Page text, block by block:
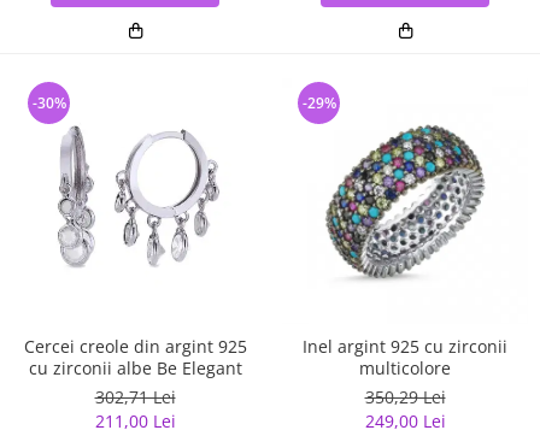
Cercei creole din argint 925
cu zirconii albe Be Elegant
302,71 Lei
211,00 Lei
-30%
Inel argint 925 cu zirconii
multicolore
350,29 Lei
249,00 Lei
-29%